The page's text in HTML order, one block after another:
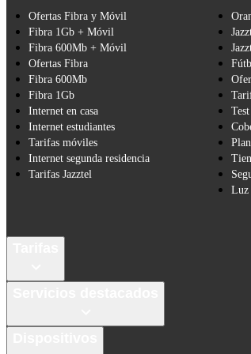
Ofertas Fibra y Móvil
Fibra 1Gb + Móvil
Fibra 600Mb + Móvil
Ofertas Fibra
Fibra 600Mb
Fibra 1Gb
Internet en casa
Internet estudiantes
Tarifas móviles
Internet segunda residencia
Tarifas Jazztel
Luz